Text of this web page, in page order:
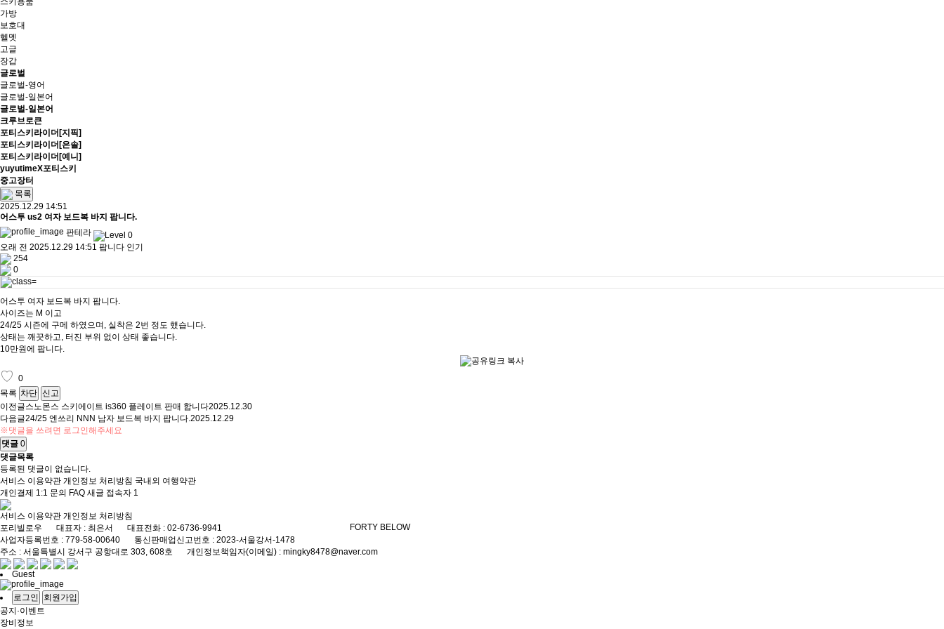
가방
보호대
헬멧
고글
장갑
글로벌
글로벌-영어
글로벌-일본어
글로벌-일본어
크루브로큰
포티스키라이더[지픽]
포티스키라이더[은솔]
포티스키라이더[예니]
yuyutimeX포티스키
중고장터
목록
2025.12.29 14:51
어스투 us2 여자 보드복 바지 팝니다.
판테라
오래 전 2025.12.29 14:51 팝니다 인기
254
0
어스투 여자 보드복 바지 팝니다.
사이즈는 M 이고
24/25 시즌에 구메 하였으며, 실착은 2번 정도 했습니다.
상태는 깨끗하고, 터진 부위 없이 상태 좋습니다.
10만원에 팝니다.
♡ 0
목록 차단 신고
이전글스노몬스 스키에이트 is360 플레이트 판매 합니다2025.12.30
다음글24/25 엔쓰리 NNN 남자 보드복 바지 팝니다.2025.12.29
※댓글을 쓰려면 로그인해주세요
댓글 0
댓글목록
등록된 댓글이 없습니다.
서비스 이용약관 개인정보 처리방침 국내외 여행약관
개인결제 1:1 문의 FAQ 새글 접속자 1
서비스 이용약관 개인정보 처리방침
포리빌로우
대표자 : 최은서 대표전화 : 02-6736-9941
사업자등록번호 : 779-58-00640
통신판매업신고번호 : 2023-서울강서-1478
주소 : 서울특별시 강서구 공항대로 303, 608호
개인정보책임자(이메일) : mingky8478@naver.com
FORTY BELOW
Guest
로그인
회원가입
공지·이벤트
장비정보